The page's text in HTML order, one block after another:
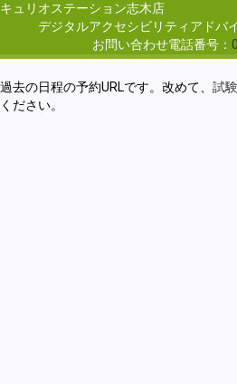
キュリオステーション志木店
デジタルアクセシビリティアドバ
お問い合わせ電話番号：
過去の日程の予約URLです。改めて、 試
ください。